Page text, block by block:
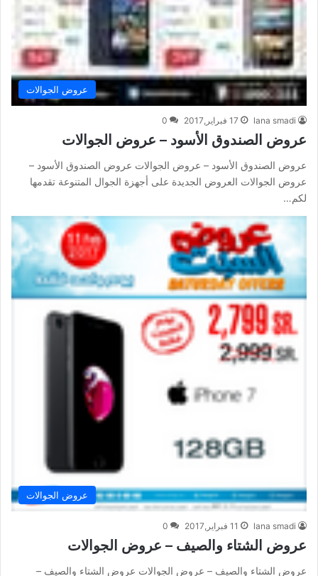
عروض الجوالات
lana smadi 17 فبراير,2017 0
عروض الصندوق الأسود – عروض الجوالات
عروض الصندوق الأسود – عروض الجوالات عروض الصندوق الأسود –
عروض الجوالات العروض الجديدة على أجهزة الجوال المتنوعة تقدمها
لكم…
عروض الجوالات
lana smadi 11 فبراير,2017 0
عروض الشتاء والصيف – عروض الجوالات
عروض الشتاء والصيف – عروض الجوالات عروض الشتاء والصيف –